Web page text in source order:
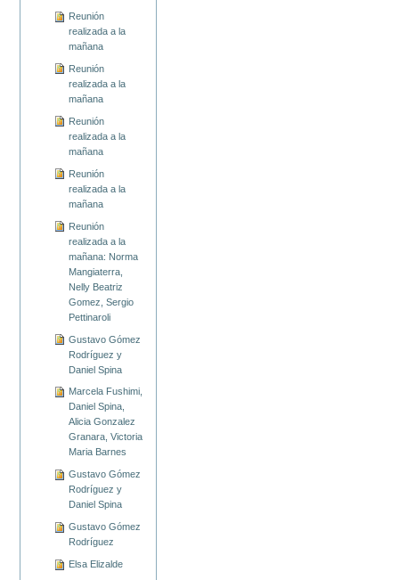
Reunión
realizada a la
mañana
Reunión
realizada a la
mañana
Reunión
realizada a la
mañana
Reunión
realizada a la
mañana
Reunión
realizada a la
mañana: Norma
Mangiaterra,
Nelly Beatriz
Gomez, Sergio
Pettinaroli
Gustavo Gómez
Rodríguez y
Daniel Spina
Marcela Fushimi,
Daniel Spina,
Alicia Gonzalez
Granara, Victoria
Maria Barnes
Gustavo Gómez
Rodríguez y
Daniel Spina
Gustavo Gómez
Rodríguez
Elsa Elizalde